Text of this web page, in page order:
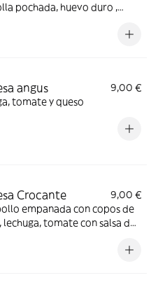
pochada, huevo duro ,
angus
9,00 €
tomate y queso
Crocante
9,00 €
empanada con copos de
lechuga, tomate con salsa de